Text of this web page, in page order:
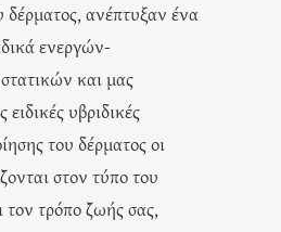
δέρματος, ανέπτυξαν ένα
ενεργών-
και μας
ειδικές υβριδικές
του δέρματος οι
στον τύπο του
τον τρόπο ζωής σας,